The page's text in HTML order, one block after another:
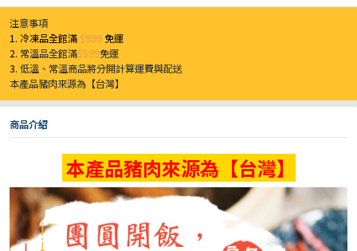
注意事項
1. 冷凍品全館滿 $999免運
2. 常溫品全館滿$599免運
3.低溫、常溫商品將分開計算運費與配送
本產品豬肉來源為【台灣】
商品介紹
本產品豬肉來源為【台灣】